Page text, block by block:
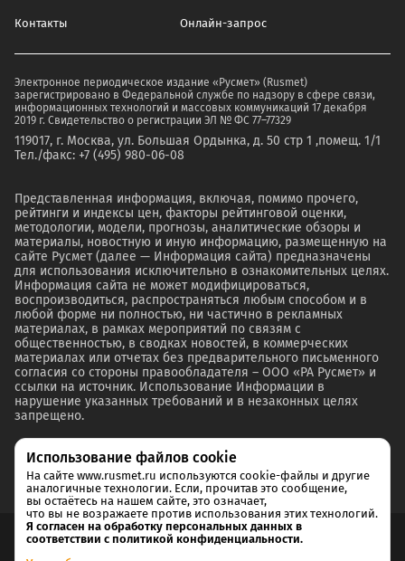
Контакты Онлайн-запрос
Электронное периодическое издание «Русмет» (Rusmet)
зарегистрировано в Федеральной службе по надзору в сфере связи,
информационных технологий и массовых коммуникаций 17 декабря
2019 г. Свидетельство о регистрации ЭЛ № ФС 77–77329
119017, г. Москва, ул. Большая Ордынка, д. 50 стр 1 ,помещ. 1/1
Тел./факс: +7 (495) 980-06-08
Представленная информация, включая, помимо прочего,
рейтинги и индексы цен, факторы рейтинговой оценки,
методологии, модели, прогнозы, аналитические обзоры и
материалы, новостную и иную информацию, размещенную на
сайте Русмет (далее — Информация сайта) предназначены
для использования исключительно в ознакомительных целях.
Информация сайта не может модифицироваться,
воспроизводиться, распространяться любым способом и в
любой форме ни полностью, ни частично в рекламных
материалах, в рамках мероприятий по связям с
общественностью, в сводках новостей, в коммерческих
материалах или отчетах без предварительного письменного
согласия со стороны правообладателя – ООО «РА Русмет» и
ссылки на источник. Использование Информации в
нарушение указанных требований и в незаконных целях
запрещено.
Согласие на обработку и хранение персональных данных
Использование файлов cookie
На сайте www.rusmet.ru используются cookie-файлы и другие
аналогичные технологии. Если, прочитав это сообщение,
вы остаётесь на нашем сайте, это означает,
что вы не возражаете против использования этих технологий.
Я согласен на обработку персональных данных в
соответствии с политикой конфиденциальности.